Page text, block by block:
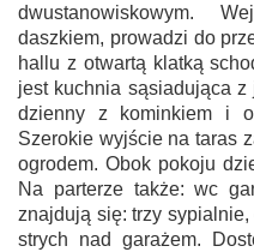
dwustanowiskowym.
daszkiem, prowadzi do
hallu z otwartą klatką
jest kuchnia sąsiadująca z
dzienny z kominkiem i
Szerokie wyjście na taras
ogrodem. Obok pokoju
Na parterze także: wc
znajdują się: trzy
strych nad garażem.